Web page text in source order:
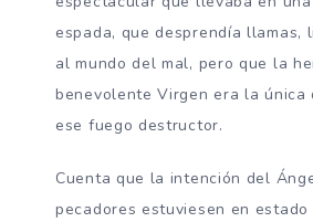
espada, que desprendía llamas,
al mundo del mal, pero que la
benevolente Virgen era la única
ese fuego destructor.
Cuenta que la intención del
pecadores estuviesen en